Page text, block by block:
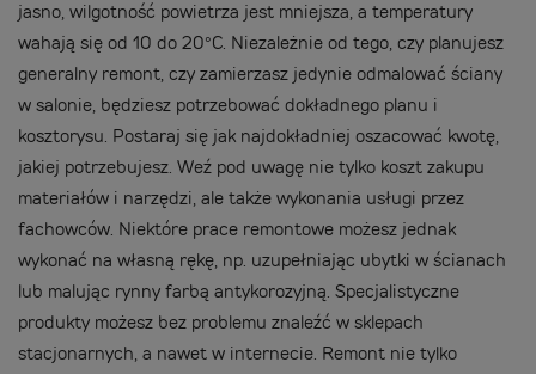
jasno, wilgotność powietrza jest mniejsza, a temperatury
wahają się od 10 do 20°C. Niezależnie od tego, czy planujesz
generalny remont, czy zamierzasz jedynie odmalować ściany
w salonie, będziesz potrzebować dokładnego planu i
kosztorysu. Postaraj się jak najdokładniej oszacować kwotę,
jakiej potrzebujesz. Weź pod uwagę nie tylko koszt zakupu
materiałów i narzędzi, ale także wykonania usługi przez
fachowców. Niektóre prace remontowe możesz jednak
wykonać na własną rękę, np. uzupełniając ubytki w ścianach
lub malując rynny farbą antykorozyjną. Specjalistyczne
produkty możesz bez problemu znaleźć w sklepach
stacjonarnych, a nawet w internecie. Remont nie tylko